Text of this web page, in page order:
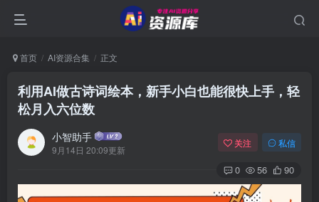
首页 AI资源合集 正文
利用AI做古诗词绘本，新手小白也能很快上手，轻
松月入六位数
小智助手
9月14日 20:09更新
关注 私信
0 56 90